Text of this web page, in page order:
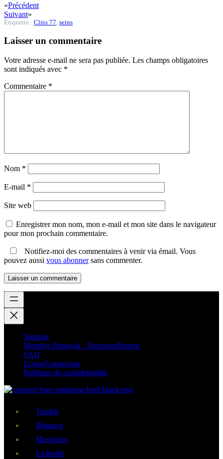
«Précédent
Suivant»
Étiquette : Clito 77 seins
Laisser un commentaire
Votre adresse e-mail ne sera pas publiée. Les champs obligatoires
sont indiqués avec *
Commentaire *
Nom *
E-mail *
Site web
Enregistrer mon nom, mon e-mail et mon site dans le navigateur
pour mon prochain commentaire.
Notifiez-moi des commentaires à venir via émail. Vous
pouvez aussi vous abonnersans commenter.
Support
Member Renewal – Renouvellement
FAQ
Login/Connexion
Politique de confidentialité
Tumblr
Behance
Mastodon
LinkedIn